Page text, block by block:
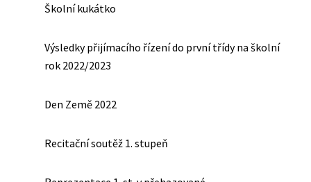
Školní kukátko
Výsledky přijímacího řízení do první třídy na školní
rok 2022/2023
Den Země 2022
Recitační soutěž 1. stupeň